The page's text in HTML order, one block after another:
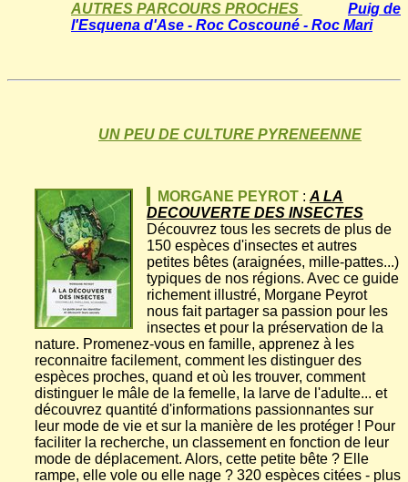
AUTRES PARCOURS PROCHES
Puig de
l'Esquena d'Ase - Roc Coscouné - Roc Mari
UN PEU DE CULTURE PYRENEENNE
MORGANE PEYROT :A LA
DECOUVERTE DES INSECTES
Découvrez tous les secrets de plus de
150 espèces d'insectes et autres
petites bêtes (araignées, mille-pattes...)
typiques de nos régions. Avec ce guide
richement illustré, Morgane Peyrot
nous fait partager sa passion pour les
insectes et pour la préservation de la
nature. Promenez-vous en famille, apprenez à les
reconnaitre facilement, comment les distinguer des
espèces proches, quand et où les trouver, comment
distinguer le mâle de la femelle, la larve de l'adulte... et
découvrez quantité d'informations passionnantes sur
leur mode de vie et sur la manière de les protéger ! Pour
faciliter la recherche, un classement en fonction de leur
mode de déplacement. Alors, cette petite bête ? Elle
rampe, elle vole ou elle nage ? 320 espèces citées - plus